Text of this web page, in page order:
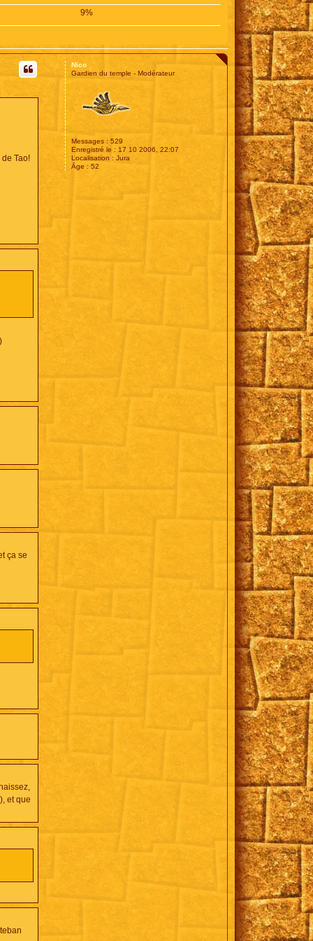
9%
Nico
Gardien du temple - Modérateur
Messages : 529
Enregistré le : 17 10 2006, 22:07
Localisation : Jura
Âge : 52
Tao!
ça se
et que